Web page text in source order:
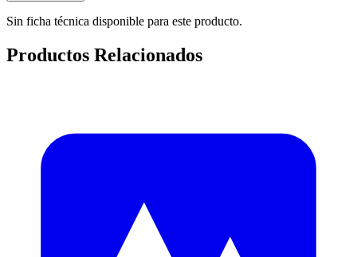
Sin ficha técnica disponible para este producto.
Productos Relacionados